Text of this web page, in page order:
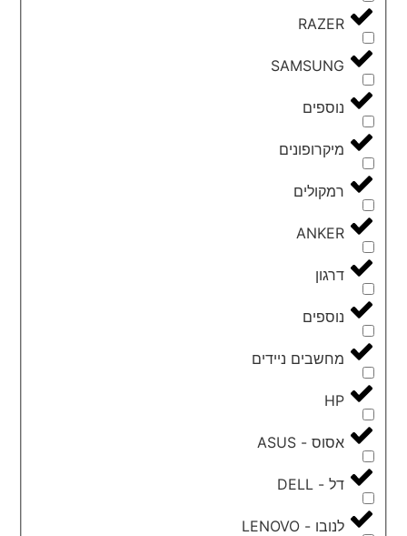
RAZER
SAMSUNG
נוספים
מיקרופונים
רמקולים
ANKER
דרגון
נוספים
מחשבים ניידים
HP
אסוס - ASUS
דל - DELL
לנובו - LENOVO